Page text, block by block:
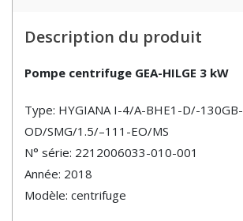
Description du produit
Pompe centrifuge GEA-HILGE 3 kW
Type: HYGIANA I-4/A-BHE1-D/-130GB-
OD/SMG/1.5/–111-EO/MS
N° série: 2212006033-010-001
Année: 2018
Modèle: centrifuge